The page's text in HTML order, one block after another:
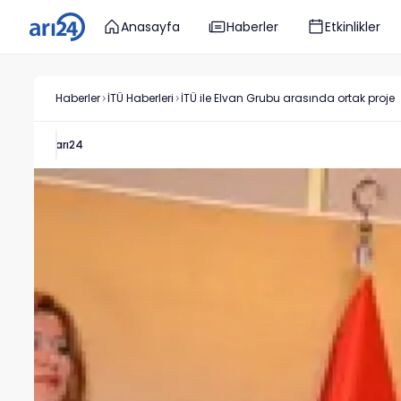
Anasayfa Haberler Etkinlikler
Haberler İTÜ Haberleri İTÜ ile Elvan Grubu arasında ortak proje
arı24